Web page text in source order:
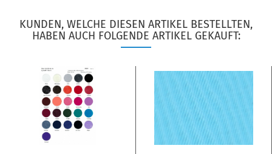
KUNDEN, WELCHE DIESEN ARTIKEL BESTELLTEN,
HABEN AUCH FOLGENDE ARTIKEL GEKAUFT: